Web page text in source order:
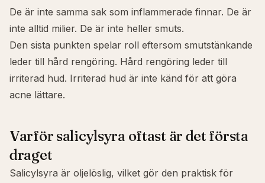
De är inte samma sak som inflammerade finnar. De är
inte alltid milier. De är inte heller smuts.
Den sista punkten spelar roll eftersom smutstänkande
leder till hård rengöring. Hård rengöring leder till
irriterad hud. Irriterad hud är inte känd för att göra
acne lättare.
Varför salicylsyra oftast är det första
draget
Salicylsyra är oljelöslig, vilket gör den praktisk för